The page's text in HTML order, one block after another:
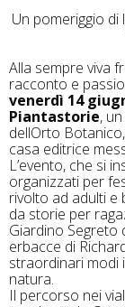
Un pomeriggio
Alla sempre viva
racconto e
venerdì 14
Piantastorie,
dellOrto
casa editrice
L’evento, che si
organizzati per
rivolto ad adulti e
da storie per
Giardino Segreto
erbacce di
straordinari modi
natura.
Il percorso nei